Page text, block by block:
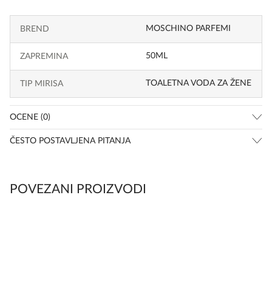
BREND MOSCHINO PARFEMI
ZAPREMINA 50ML
TIP MIRISA TOALETNA VODA ZA ŽENE
OCENE (0)
ČESTO POSTAVLJENA PITANJA
POVEZANI PROIZVODI